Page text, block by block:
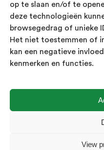
op te slaan en/of te
deze technologieën
browsegedrag of unieke
Het niet toestemmen of
kan een negatieve
kenmerken en functies.
View
24-26 March / IAW Trade
Bestel GRATIS kaarten
Contact
Showroom geopend op